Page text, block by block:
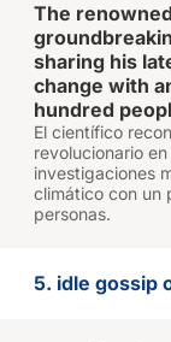
The
sharing his
change with
hundred
El científico
revolucionario
investigaciones
climático con un
personas.
5. idle gossip